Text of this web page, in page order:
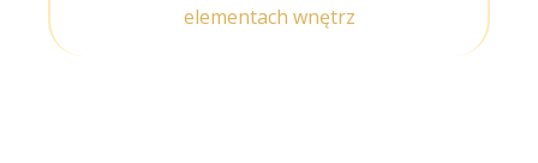
elementach wnętrz